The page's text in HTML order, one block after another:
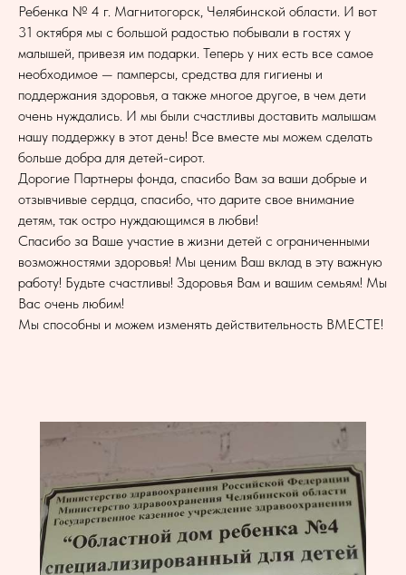
Ребенка № 4 г. Магнитогорск, Челябинской области. И вот
31 октября мы с большой радостью побывали в гостях у
малышей, привезя им подарки. Теперь у них есть все самое
необходимое — памперсы, средства для гигиены и
поддержания здоровья, а также многое другое, в чем дети
очень нуждались. И мы были счастливы доставить малышам
нашу поддержку в этот день! Все вместе мы можем сделать
больше добра для детей-сирот.
Дорогие Партнеры фонда, спасибо Вам за ваши добрые и
отзывчивые сердца, спасибо, что дарите свое внимание
детям, так остро нуждающимся в любви!
Спасибо за Ваше участие в жизни детей с ограниченными
возможностями здоровья! Мы ценим Ваш вклад в эту важную
работу! Будьте счастливы! Здоровья Вам и вашим семьям! Мы
Вас очень любим!
Мы способны и можем изменять действительность ВМЕСТЕ!